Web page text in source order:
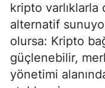
kripto
alternatif
olursa: Kripto
güçlenebilir,
yönetimi